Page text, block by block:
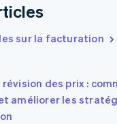
sur la facturation
révision des prix :
améliorer les
简体中文